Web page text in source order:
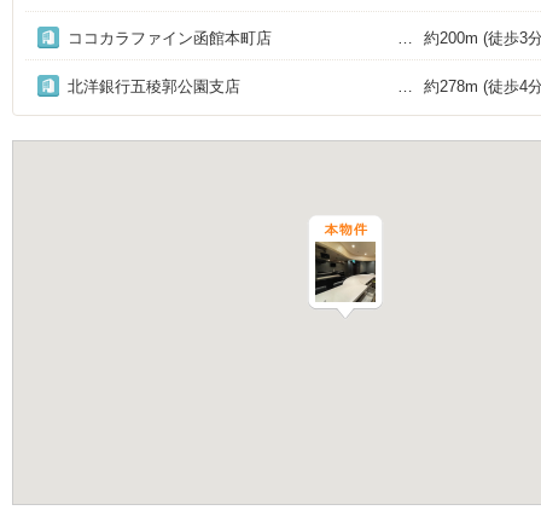
ココカラファイン函館本町店 約200m (徒歩3
北洋銀行五稜郭公園支店 約278m (徒歩4